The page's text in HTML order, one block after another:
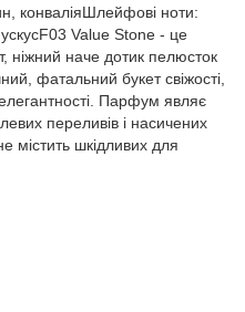
конваліяШлейфові ноти:
Value Stone - це
ніжний наче дотик пелюсток
фатальний букет свіжості,
Парфум являє
переливів і насичених
містить шкідливих для